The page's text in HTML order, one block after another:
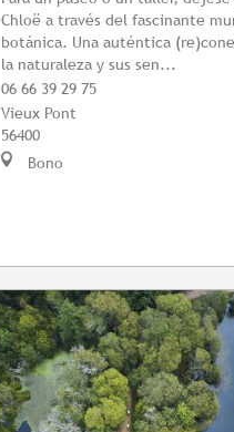
Chloë a través del fascinante
botánica. Una auténtica
la naturaleza y sus sen...
06 66 39 29 75
Vieux Pont
56400
Bono